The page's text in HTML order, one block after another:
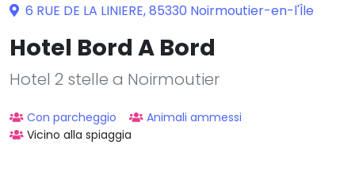
6 RUE DE LA LINIERE, 85330 Noirmoutier-en-l'Île
Hotel Bord A Bord
Hotel 2 stelle a Noirmoutier
Con parcheggio
Animali ammessi
Vicino alla spiaggia